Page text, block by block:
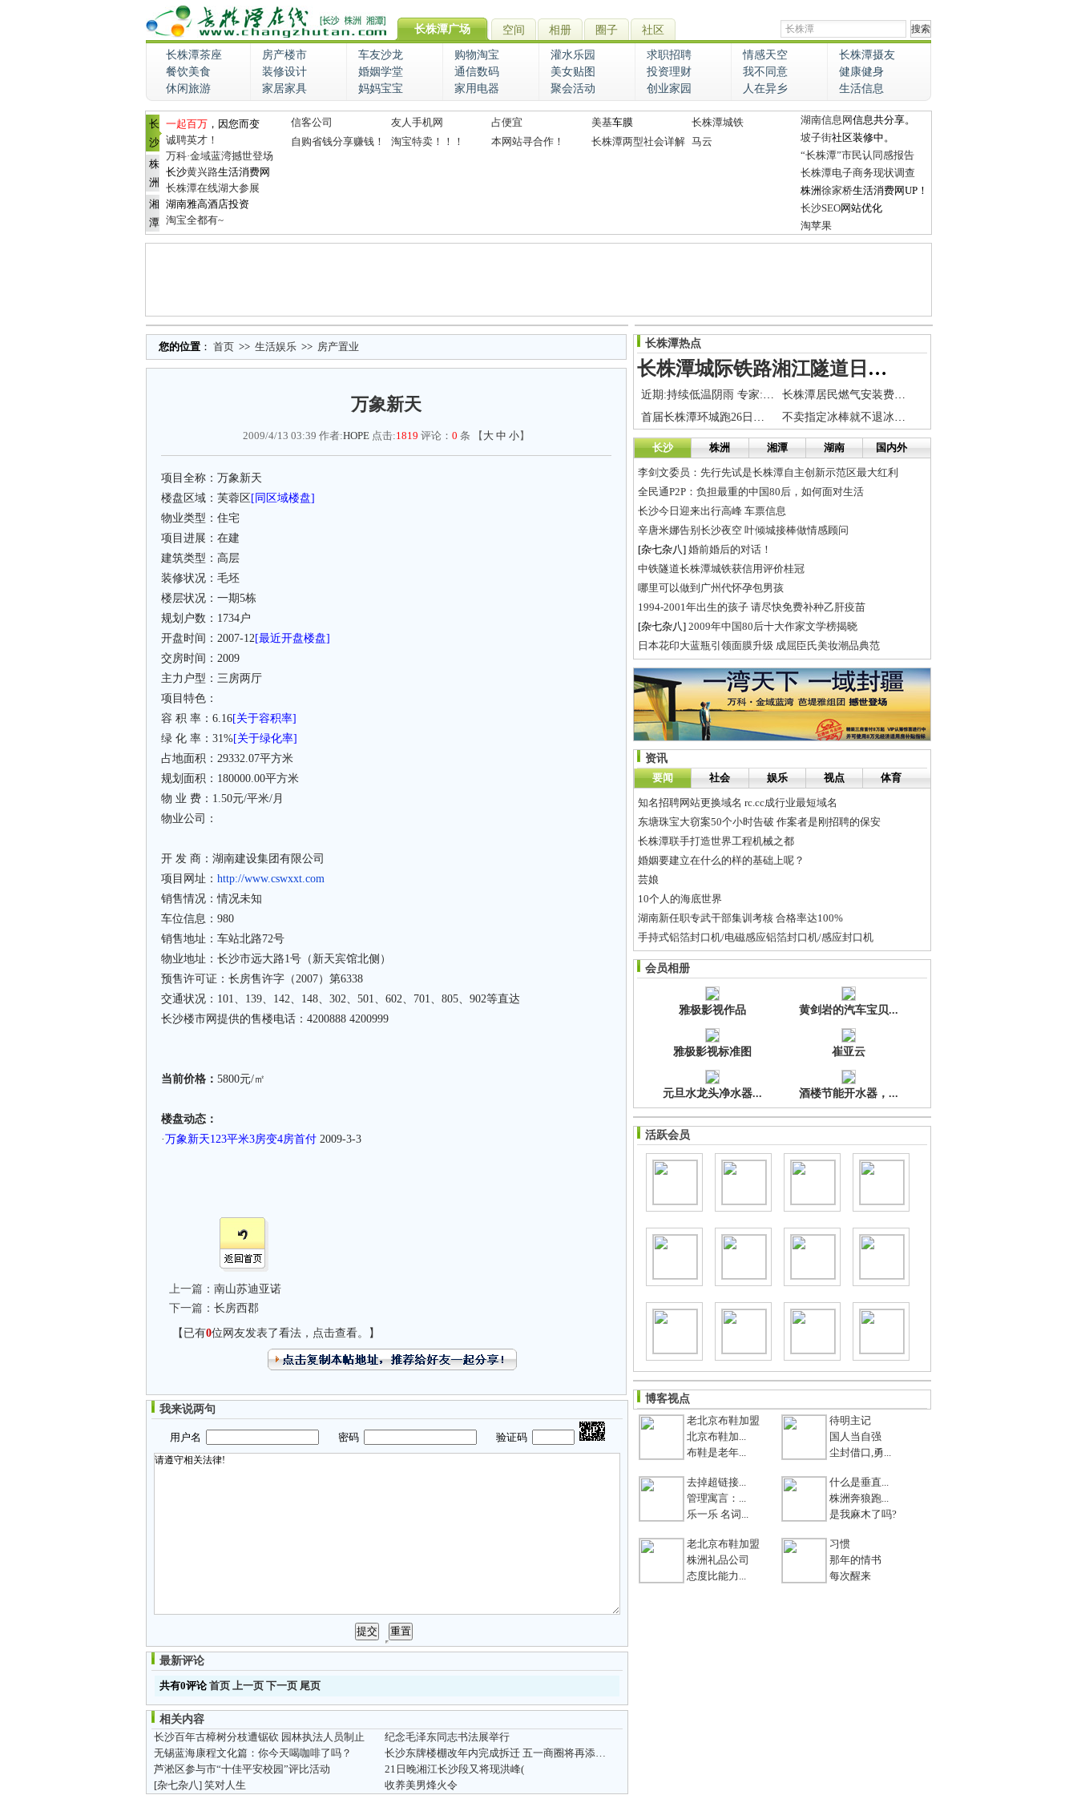
长株潭广场 空间 相册 圈子 社区
长株潭茶座 房产楼市 车友沙龙 购物淘宝 灌水乐园 求职招聘 情感天空
长株潭摄友
餐饮美食
装修设计 婚姻学堂 通信数码 美女贴图 投资理财 我不同意
健康健身
休闲旅游
家居家具 妈妈宝宝 家用电器 聚会活动 创业家园 人在异乡 生活信息
长
沙
株
洲
湘
潭
一起百万 ，因您而变
诚聘英才！
万科·金域蓝湾撼世登场
长沙黄兴路生活消费网
长株潭在线湖大参展
湖南雅高酒店投资
淘宝全都有~
信客公司 友人手机网 占便宜 美基车膜
长株潭城铁
自购省钱分享赚钱！
淘宝特卖！！！ 本网站寻合作！ 长株潭两型社会详解 马云
湖南信息网信息共分享。
坡子街社区装修中。
“长株潭”市民认同感报告
长株潭电子商务现状调查
株洲徐家桥生活消费网UP！
长沙SEO网站优化
淘苹果
您的位置 ： 首页 >> 生活娱乐 >> 房产置业
万象新天
2009/4/13 03:39 作者:HOPE 点击:1819 评论： 0 条 【 大 中 小】
项目全称：万象新天
楼盘区域：芙蓉区 [同区域楼盘]
物业类型：住宅
项目进展：在建
建筑类型：高层
装修状况：毛坯
楼层状况：一期5栋
规划户数：1734户
开盘时间：2007-12[最近开盘楼盘]
交房时间：2009
主力户型：三房两厅
项目特色：
容 积 率：6.16[关于容积率]
绿 化 率：31%[关于绿化率]
占地面积：29332.07平方米
规划面积：180000.00平方米
物 业 费：1.50元/平米/月
物业公司：
开 发 商：湖南建设集团有限公司
项目网址： http://www.cswxxt.com
销售情况：情况未知
车位信息：980
销售地址：车站北路72号
物业地址：长沙市远大路1号（新天宾馆北侧）
预售许可证：长房售许字（2007）第6338
交通状况：101、139、142、148、302、501、602、701、805、902等直达
长沙楼市网提供的售楼电话：4200888 4200999
当前价格： 5800元/㎡
楼盘动态：
·万象新天123平米3房变4房首付 2009-3-3
上一篇： 南山苏迪亚诺
下一篇： 长房西郡
【已有0位网友发表了看法，点击查看。】
我来说两句
用户名 密码 验证码
最新评论
共有0评论首页 上一页 下一页 尾页
相关内容
长沙百年古樟树分枝遭锯砍 园林执法人员制止
纪念毛泽东同志书法展举行
无锡蓝海康程文化篇：你今天喝咖啡了吗？
长沙东牌楼棚改年内完成拆迁 五一商圈将再添高档商区
芦淞区参与市“十佳平安校园”评比活动
21日晚湘江长沙段又将现洪峰(
[杂七杂八] 笑对人生 收养美男烽火令
长株潭热点
长株潭城际铁路湘江隧道日进10米
近期:持续低温阴雨 专家:不是倒春寒
长株潭居民燃气安装费降至1800元
首届长株潭环城跑26日发令枪响 湖南申办“快乐全运”
不卖指定冰棒就不退冰柜押金 律师：收折旧费不合法
长沙 株洲 湘潭 湖南 国内外
李剑文委员：先行先试是长株潭自主创新示范区最大红利
全民通P2P：负担最重的中国80后，如何面对生活
长沙今日迎来出行高峰 车票信息
辛唐米娜告别长沙夜空 叶倾城接棒做情感顾问
[杂七杂八] 婚前婚后的对话！
中铁隧道长株潭城铁获信用评价桂冠
哪里可以做到广州代怀孕包男孩
1994-2001年出生的孩子 请尽快免费补种乙肝疫苗
[杂七杂八] 2009年中国80后十大作家文学榜揭晓
日本花印大蓝瓶引领面膜升级 成屈臣氏美妆潮品典范
资讯
要闻
社会 娱乐 视点 体育
知名招聘网站更换域名 rc.cc成行业最短域名
东塘珠宝大窃案50个小时告破 作案者是刚招聘的保安
长株潭联手打造世界工程机械之都
婚姻要建立在什么的样的基础上呢？
芸娘
10个人的海底世界
湖南新任职专武干部集训考核 合格率达100%
手持式铝箔封口机/电磁感应铝箔封口机/感应封口机
长株潭通信一体化助力两型社会 撬动区域经济
萧亚轩《钻石糖》发布会 全裸性感海报曝光
会员相册
雅极影视作品 黄剑岩的汽车宝贝...
雅极影视标准图 崔亚云
元旦水龙头净水器... 酒楼节能开水器，...
活跃会员
博客视点
老北京布鞋加盟
北京布鞋加...
布鞋是老年...
待明主记
国人当自强
尘封借口,勇...
去掉超链接...
管理寓言：...
乐一乐 名词...
什么是垂直...
株洲奔狼跑...
是我麻木了吗?
老北京布鞋加盟
株洲礼品公司
态度比能力...
习惯
那年的情书
每次醒来